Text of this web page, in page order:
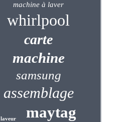
machine à laver
whirlpool
carte
machine
samsung
assemblage
laveur maytag